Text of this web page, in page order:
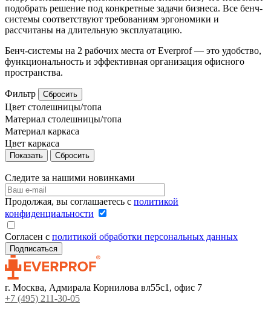
подобрать решение под конкретные задачи бизнеса. Все бенч-
системы соответствуют требованиям эргономики и
рассчитаны на длительную эксплуатацию.
Бенч-системы на 2 рабочих места от Everprof — это удобство,
функциональность и эффективная организация офисного
пространства.
Фильтр Сбросить
Цвет столешницы/топа
Материал столешницы/топа
Материал каркаса
Цвет каркаса
Сбросить
Следите за нашими новинками
Продолжая, вы соглашаетесь с политикой
конфиденциальности
Согласен с политикой обработки персональных данных
г. Москва, Адмирала Корнилова вл55с1, офис 7
+7 (495) 211-30-05